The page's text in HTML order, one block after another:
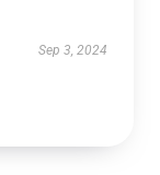
Sep 3, 2024